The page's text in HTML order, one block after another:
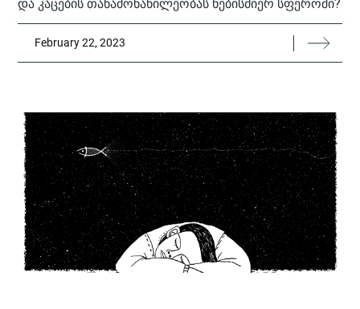
და კაცების თანამონაწილეობას ნებისმიერ სფეროში?
February 22, 2023